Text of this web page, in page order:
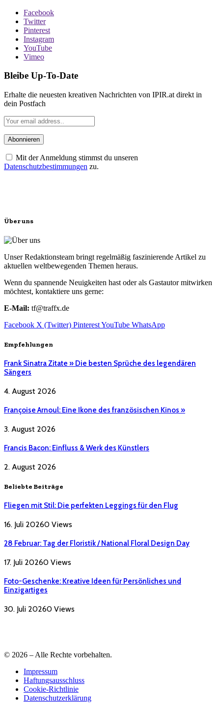
Facebook
Twitter
Pinterest
Instagram
YouTube
Vimeo
Bleibe Up-To-Date
Erhalte die neuesten kreativen Nachrichten von IPIR.at direkt in
dein Postfach
Mit der Anmeldung stimmst du unseren
Datenschutzbestimmungen zu.
Über uns
Unser Redaktionsteam bringt regelmäßig faszinierende Artikel zu
aktuellen weltbewegenden Themen heraus.
Wenn du spannende Neuigkeiten hast oder als Gastautor mitwirken
möchtest, kontaktiere uns gerne:
E-Mail: tf@traffx.de
Facebook X (Twitter) PinterestYouTube WhatsApp
Empfehlungen
Frank Sinatra Zitate » Die besten Sprüche des legendären
Sängers
4. August 2026
Françoise Arnoul: Eine Ikone des französischen Kinos »
3. August 2026
Francis Bacon: Einfluss & Werk des Künstlers
2. August 2026
Beliebte Beiträge
Fliegen mit Stil: Die perfekten Leggings für den Flug
16. Juli 20260 Views
28 Februar: Tag der Floristik / National Floral Design Day
17. Juli 20260 Views
Foto-Geschenke: Kreative Ideen für Persönliches und
Einzigartiges
30. Juli 20260 Views
© 2026 – Alle Rechte vorbehalten.
Impressum
Haftungsausschluss
Cookie-Richtlinie
Datenschutzerklärung